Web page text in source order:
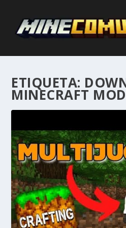
ETIQUETA:
MINECRAFT